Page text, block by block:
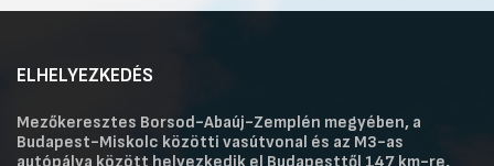
ELHELYEZKEDÉS
Mezőkeresztes Borsod-Abaúj-Zemplén megyében, a
Budapest-Miskolc közötti vasútvonal és az M3-as